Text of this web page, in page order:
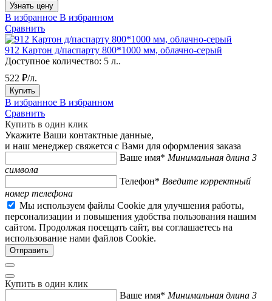
Узнать цену
В избранное В избранном
Сравнить
912 Картон д/паспарту 800*1000 мм, облачно-серый
Доступное количество: 5 л..
522 ₽/л.
Купить
В избранное В избранном
Сравнить
Купить в один клик
Укажите Ваши контактные данные,
и наш менеджер свяжется с Вами для оформления заказа
Ваше имя* Минимальная длина 3
символа
Телефон* Введите корректный
номер телефона
Мы используем файлы Cookie для улучшения работы,
персонализации и повышения удобства пользования нашим
сайтом. Продолжая посещать сайт, вы соглашаетесь на
использование нами файлов Cookie.
Купить в один клик
Ваше имя* Минимальная длина 3